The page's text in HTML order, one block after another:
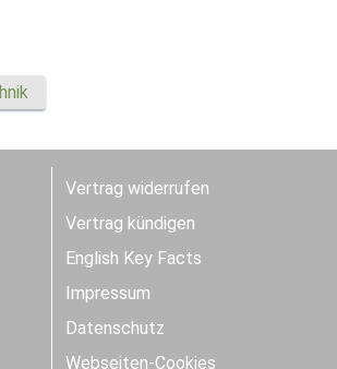
Vertrag widerrufen
Vertrag kündigen
English Key Facts
Impressum
Datenschutz
Webseiten-Cookies